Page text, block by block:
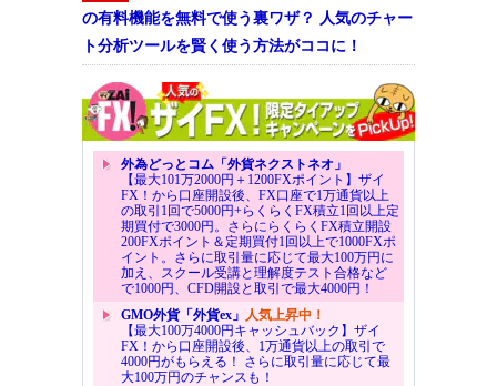
の有料機能を無料で使う裏ワザ？ 人気のチャー
ト分析ツールを賢く使う方法がココに！
外為どっとコム「外貨ネクストネオ」
【最大101万2000円＋1200FXポイント】ザイ
FX！から口座開設後、FX口座で1万通貨以上
の取引1回で5000円+らくらくFX積立1回以上定
期買付で3000円。さらにらくらくFX積立開設
200FXポイント＆定期買付1回以上で1000FXポ
イント。さらに取引量に応じて最大100万円に
加え、スクール受講と理解度テスト合格など
で1000円、CFD開設と取引で最大4000円！
GMO外貨「外貨ex」 人気上昇中！
【最大100万4000円キャッシュバック】ザイ
FX！から口座開設後、1万通貨以上の取引で
4000円がもらえる！ さらに取引量に応じて最
大100万円のチャンスも！